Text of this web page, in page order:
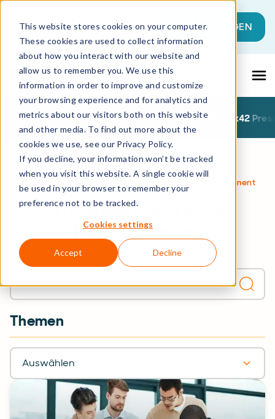
This website stores cookies on your computer.
These cookies are used to collect information
about how you interact with our website and
allow us to remember you. We use this
information in order to improve and customize
your browsing experience and for analytics and
metrics about our visitors both on this website
and other media. To find out more about the
cookies we use, see our Privacy Policy.
If you decline, your information won’t be tracked
when you visit this website. A single cookie will
be used in your browser to remember your
preference not to be tracked.
Cookies settings
Accept Decline
Dies ist ein Suchfeld mit einer
Es gibt keine Vorschläge, da das
JETZT LOSLEGEN
Alle Ressourcen Blog Produkt-News Matrix42
Intelligent Service Management
Intelligent Service
Management
Themen
Auswählen